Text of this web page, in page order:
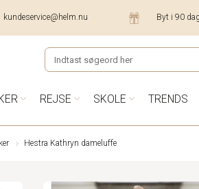
kundeservice@helm.nu Byt i 90
REJSE SKOLE TRENDS
Hestra Kathryn dameluffe